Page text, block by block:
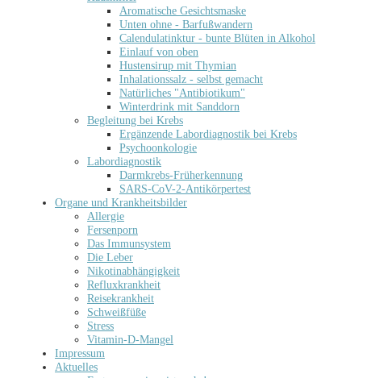
Aromatische Gesichtsmaske
Unten ohne - Barfußwandern
Calendulatinktur - bunte Blüten in Alkohol
Einlauf von oben
Hustensirup mit Thymian
Inhalationssalz - selbst gemacht
Natürliches "Antibiotikum"
Winterdrink mit Sanddorn
Begleitung bei Krebs
Ergänzende Labordiagnostik bei Krebs
Psychoonkologie
Labordiagnostik
Darmkrebs-Früherkennung
SARS-CoV-2-Antikörpertest
Organe und Krankheitsbilder
Allergie
Fersenporn
Das Immunsystem
Die Leber
Nikotinabhängigkeit
Refluxkrankheit
Reisekrankheit
Schweißfüße
Stress
Vitamin-D-Mangel
Impressum
Aktuelles